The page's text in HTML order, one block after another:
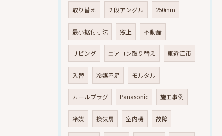
取り替え ２段アングル 250mm
最小据付寸法 窓上 不動産
リビング エアコン取り替え 東近江市
入替 冷媒不足 モルタル
カールプラグ Panasonic 施工事例
冷媒 換気扇 室内機 故障